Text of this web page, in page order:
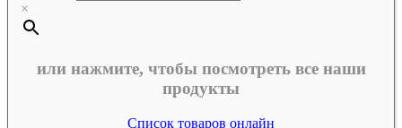
×
или нажмите, чтобы посмотреть все наши
продукты
Список товаров онлайн